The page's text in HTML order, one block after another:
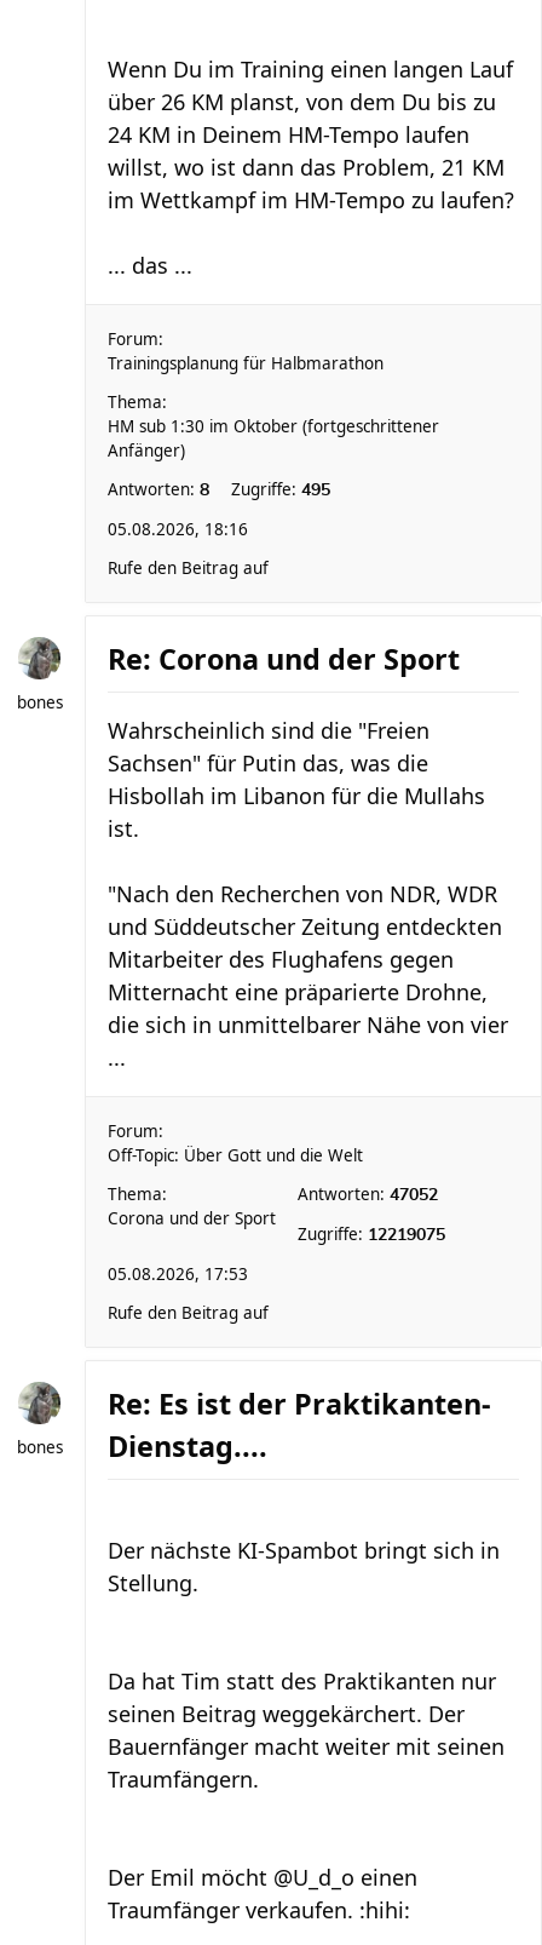
Wenn Du im Training einen langen Lauf
über 26 KM planst, von dem Du bis zu
24 KM in Deinem HM-Tempo laufen
willst, wo ist dann das Problem, 21 KM
im Wettkampf im HM-Tempo zu laufen?
... das ...
Forum:
Trainingsplanung für Halbmarathon
Thema:
HM sub 1:30 im Oktober (fortgeschrittener
Anfänger)
Antworten: 8 Zugriffe: 495
05.08.2026, 18:16
Rufe den Beitrag auf
bones
Re: Corona und der Sport
Wahrscheinlich sind die "Freien
Sachsen" für Putin das, was die
Hisbollah im Libanon für die Mullahs
ist.
"Nach den Recherchen von NDR, WDR
und Süddeutscher Zeitung entdeckten
Mitarbeiter des Flughafens gegen
Mitternacht eine präparierte Drohne,
die sich in unmittelbarer Nähe von vier
...
Forum:
Off-Topic: Über Gott und die Welt
Thema:
Corona und der Sport
Antworten: 47052
Zugriffe: 12219075
05.08.2026, 17:53
Rufe den Beitrag auf
bones
Re: Es ist der Praktikanten-
Dienstag....
Der nächste KI-Spambot bringt sich in
Stellung.
Da hat Tim statt des Praktikanten nur
seinen Beitrag weggekärchert. Der
Bauernfänger macht weiter mit seinen
Traumfängern.
Der Emil möcht @U_d_o einen
Traumfänger verkaufen. :hihi: